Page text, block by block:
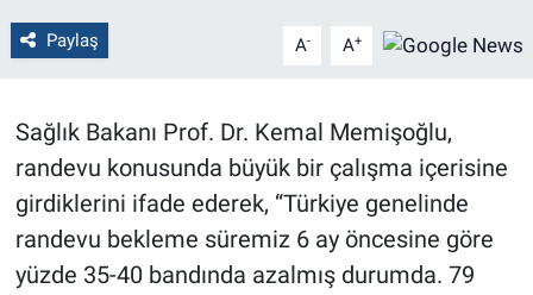
Paylaş A- A+
Sağlık Bakanı Prof. Dr. Kemal Memişoğlu,
randevu konusunda büyük bir çalışma içerisine
girdiklerini ifade ederek, “Türkiye genelinde
randevu bekleme süremiz 6 ay öncesine göre
yüzde 35-40 bandında azalmış durumda. 79
Gezi
Çevre
Yerel
Magazin